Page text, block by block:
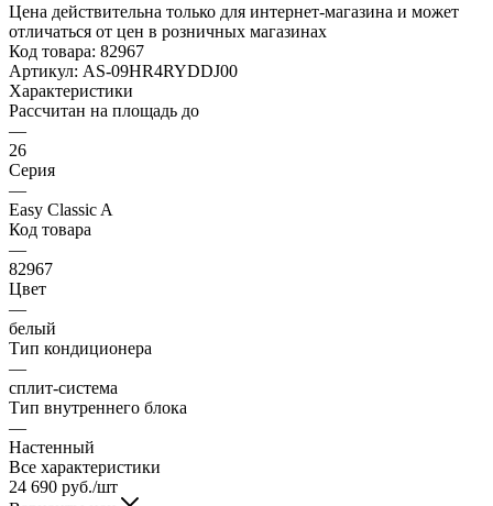
Цена действительна только для интернет-магазина и может
отличаться от цен в розничных магазинах
Код товара: 82967
Артикул: AS-09HR4RYDDJ00
Характеристики
Рассчитан на площадь до
—
26
Серия
—
Easy Classic A
Код товара
—
82967
Цвет
—
белый
Тип кондиционера
—
сплит-система
Тип внутреннего блока
—
Настенный
Все характеристики
24 690 руб./шт